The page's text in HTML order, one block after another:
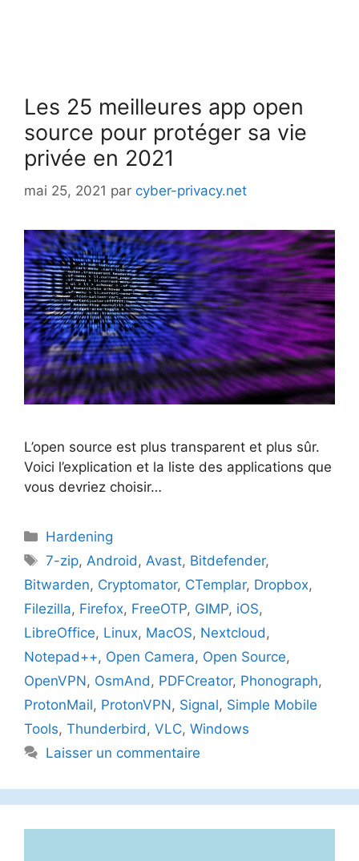
Les 25 meilleures app open
source pour protéger sa vie
privée en 2021
mai 25, 2021 par cyber-privacy.net
L’open source est plus transparent et plus sûr.
Voici l’explication et la liste des applications que
vous devriez choisir…
Catégories
Hardening
Étiquettes
7-zip, Android , Avast, Bitdefender,
Bitwarden, Cryptomator, CTemplar, Dropbox,
Filezilla, Firefox, FreeOTP, GIMP, iOS,
LibreOffice, Linux, MacOS, Nextcloud ,
Notepad++, Open Camera, Open Source,
OpenVPN, OsmAnd , PDFCreator, Phonograph,
ProtonMail, ProtonVPN, Signal, Simple Mobile
Tools, Thunderbird , VLC, Windows
Laisser un commentaire